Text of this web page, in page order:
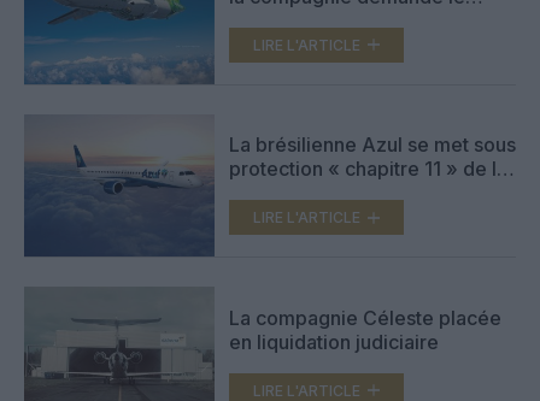
LIRE L'ARTICLE
La brésilienne Azul se met sous
protection « chapitre 11 » de la
LIRE L'ARTICLE
La compagnie Céleste placée
en liquidation judiciaire
LIRE L'ARTICLE